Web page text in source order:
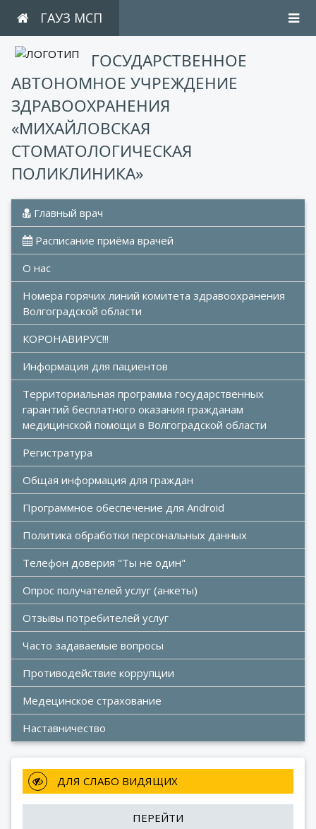
ГАУЗ МСП
ГОСУДАРСТВЕННОЕ
АВТОНОМНОЕ УЧРЕЖДЕНИЕ
ЗДРАВООХРАНЕНИЯ
«МИХАЙЛОВСКАЯ
СТОМАТОЛОГИЧЕСКАЯ
ПОЛИКЛИНИКА»
Главный врач
Расписание приёма врачей
О нас
Номера горячих линий комитета здравоохранения
Волгоградской области
КОРОНАВИРУС!!!
Информация для пациентов
Территориальная программа государственных
гарантий бесплатного оказания гражданам
медицинской помощи в Волгоградской области
Регистратура
Общая информация для граждан
Программное обеспечение для Android
Политика обработки персональных данных
Телефон доверия "Ты не один"
Опрос получателей услуг (анкеты)
Отзывы потребителей услуг
Часто задаваемые вопросы
Противодействие коррупции
Медецинское страхование
Наставничество
ДЛЯ СЛАБО ВИДЯЩИХ
ПЕРЕЙТИ